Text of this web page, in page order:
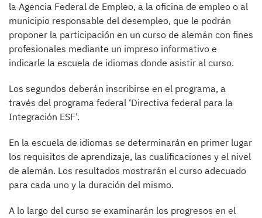
la Agencia Federal de Empleo, a la oficina de empleo o al
municipio responsable del desempleo, que le podrán
proponer la participación en un curso de alemán con fines
profesionales mediante un impreso informativo e
indicarle la escuela de idiomas donde asistir al curso.
Los segundos deberán inscribirse en el programa, a
través del programa federal ‘Directiva federal para la
Integración ESF’.
En la escuela de idiomas se determinarán en primer lugar
los requisitos de aprendizaje, las cualificaciones y el nivel
de alemán. Los resultados mostrarán el curso adecuado
para cada uno y la duración del mismo.
A lo largo del curso se examinarán los progresos en el